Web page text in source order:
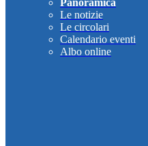
Panoramica
Le notizie
Le circolari
Calendario eventi
Albo online